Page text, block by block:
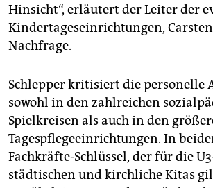
Hinsicht“, erläutert der Leiter der
Kindertageseinrichtungen,
Nachfrage.
Schlepper kritisiert die personelle
sowohl in den zahlreichen
Spielkreisen als auch in den
Tagespflegeeinrichtungen. In
Fachkräfte-Schlüssel, der für die
städtischen und kirchliche Kitas